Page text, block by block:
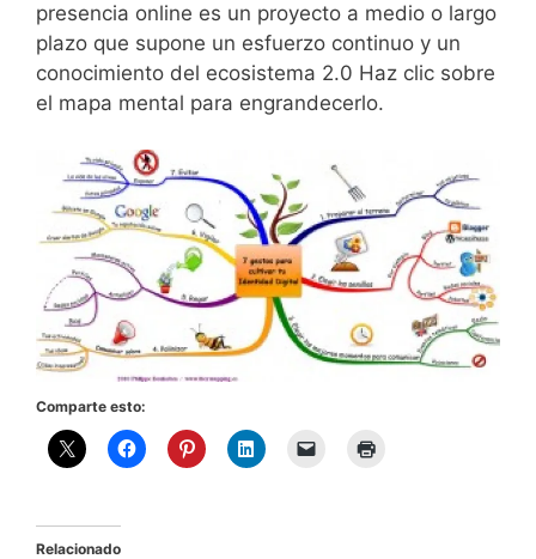
presencia online es un proyecto a medio o largo
plazo que supone un esfuerzo continuo y un
conocimiento del ecosistema 2.0 Haz clic sobre
el mapa mental para engrandecerlo.
Comparte esto:
Relacionado